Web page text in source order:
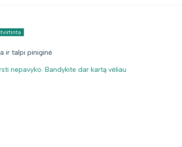
ir talpi piniginė
nepavyko. Bandykite dar kartą vėliau